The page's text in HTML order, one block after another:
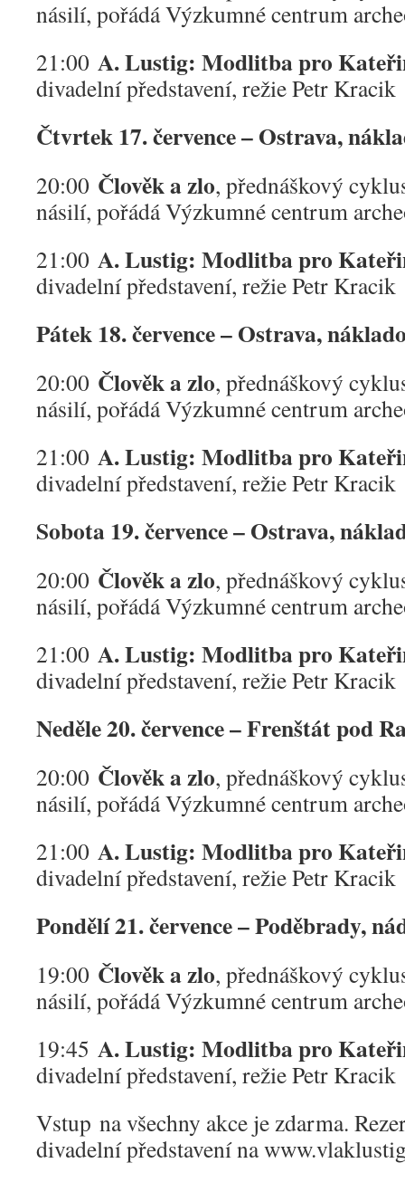
násilí, pořádá Výzkumné centrum
21:00 A. Lustig: Modlitba pro
divadelní představení, režie Petr Kracik
Čtvrtek 17. července – Ostrava,
20:00 Člověk a zlo, přednáškový
násilí, pořádá Výzkumné centrum
21:00 A. Lustig: Modlitba pro
divadelní představení, režie Petr Kracik
Pátek 18. července – Ostrava,
20:00 Člověk a zlo, přednáškový
násilí, pořádá Výzkumné centrum
21:00 A. Lustig: Modlitba pro
divadelní představení, režie Petr Kracik
Sobota 19. července – Ostrava,
20:00 Člověk a zlo, přednáškový
násilí, pořádá Výzkumné centrum
21:00 A. Lustig: Modlitba pro
divadelní představení, režie Petr Kracik
Neděle 20. července – Frenštát pod
20:00 Člověk a zlo, přednáškový
násilí, pořádá Výzkumné centrum
21:00 A. Lustig: Modlitba pro
divadelní představení, režie Petr Kracik
Pondělí 21. července – Poděbrady,
19:00 Člověk a zlo, přednáškový
násilí, pořádá Výzkumné centrum
19:45 A. Lustig: Modlitba pro
divadelní představení, režie Petr Kracik
Vstup na všechny akce je zdarma.
divadelní představení na